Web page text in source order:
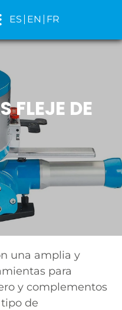
ES EN FR
FLEJE DE
una amplia y
para
y complementos
de